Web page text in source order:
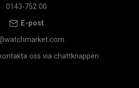
0143-752 00
E-post
oss via chattknappen.